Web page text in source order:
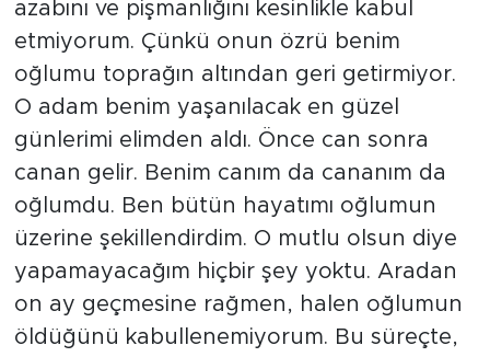
azabını ve pişmanlığını kesinlikle kabul
etmiyorum. Çünkü onun özrü benim
oğlumu toprağın altından geri getirmiyor.
O adam benim yaşanılacak en güzel
günlerimi elimden aldı. Önce can sonra
canan gelir. Benim canım da cananım da
oğlumdu. Ben bütün hayatımı oğlumun
üzerine şekillendirdim. O mutlu olsun diye
yapamayacağım hiçbir şey yoktu. Aradan
on ay geçmesine rağmen, halen oğlumun
öldüğünü kabullenemiyorum. Bu süreçte,